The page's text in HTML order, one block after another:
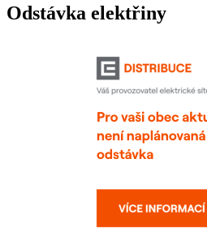
Odstávka elektřiny